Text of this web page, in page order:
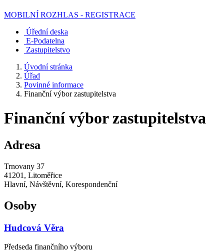
MOBILNÍ ROZHLAS - REGISTRACE
Úřední deska
E-Podatelna
Zastupitelstvo
Úvodní stránka
Úřad
Povinné informace
Finanční výbor zastupitelstva
Finanční výbor zastupitelstva
Adresa
Trnovany 37
41201, Litoměřice
Hlavní, Návštěvní, Korespondenční
Osoby
Hudcová Věra
Předseda finančního výboru